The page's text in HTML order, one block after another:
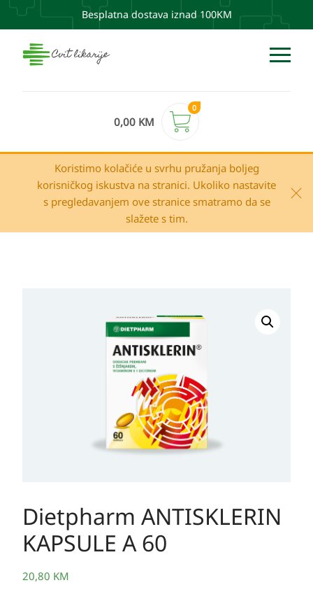
Besplatna dostava iznad 100KM
0,00 KM
0
Koristimo kolačiće u svrhu pružanja boljeg
korisničkog iskustva na stranici. Ukoliko nastavite
s pregledavanjem ove stranice smatramo da se
slažete s tim.
Dietpharm ANTISKLERIN
KAPSULE A 60
20,80 KM